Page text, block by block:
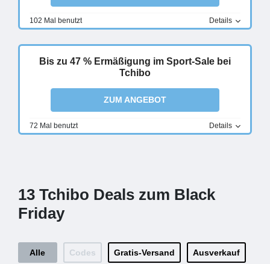
102 Mal benutzt Details
Bis zu 47 % Ermäßigung im Sport-Sale bei
Tchibo
ZUM ANGEBOT
72 Mal benutzt Details
13 Tchibo Deals zum Black
Friday
Alle Codes Gratis-Versand Ausverkauf